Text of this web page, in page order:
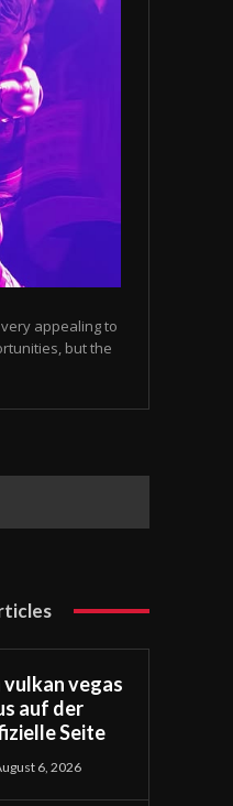
appealing to
but the
vulkan vegas
auf der
Seite
6, 2026